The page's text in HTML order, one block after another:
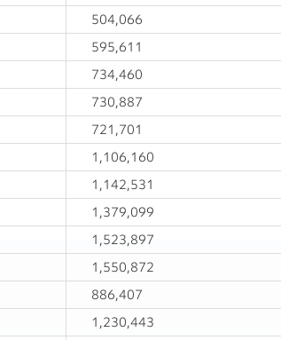
504,066
595,611
734,460
730,887
721,701
1,106,160
1,142,531
1,379,099
1,523,897
1,550,872
886,407
1,230,443